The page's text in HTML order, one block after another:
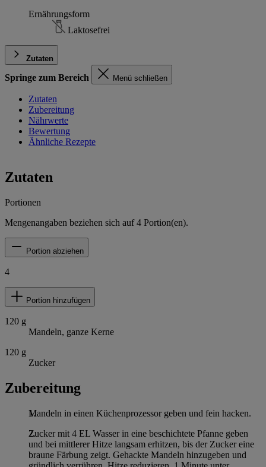
Ernährungsform
Laktosefrei
Zutaten
Springe zum Bereich Menü schließen
Zutaten
Zubereitung
Nährwerte
Bewertung
Ähnliche Rezepte
Zutaten
Portionen
Mengenangaben beziehen sich auf4 Portion(en).
Portion abziehen
4
Portion hinzufügen
120 g
Mandeln, ganze Kerne
120 g
Zucker
Zubereitung
Mandeln in einen Küchenprozessor geben und fein hacken.
Zucker mit 4 EL Wasser in eine beschichtete Pfanne geben
und bei mittlerer Hitze langsam erhitzen, bis der Zucker eine
braune Färbung zeigt. Gehackte Mandeln hinzugeben und